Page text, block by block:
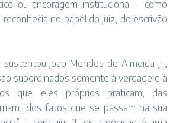
ou ancoragem institucional – como
no papel do juiz, do escrivão
João Mendes de Almeida Jr.,
subordinados somente à verdade e à
que eles próprios praticam, das
dos fatos que se passam na sua